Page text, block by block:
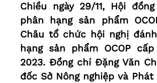
Chiều ngày 29/11, Hội
phân hạng sản phẩm
Châu tổ chức hội nghị
hạng sản phẩm OCOP
2023. Đồng chí Đặng Văn
đốc Sở Nông nghiệp và